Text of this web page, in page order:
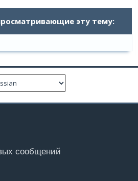
эту тему:
сообщений